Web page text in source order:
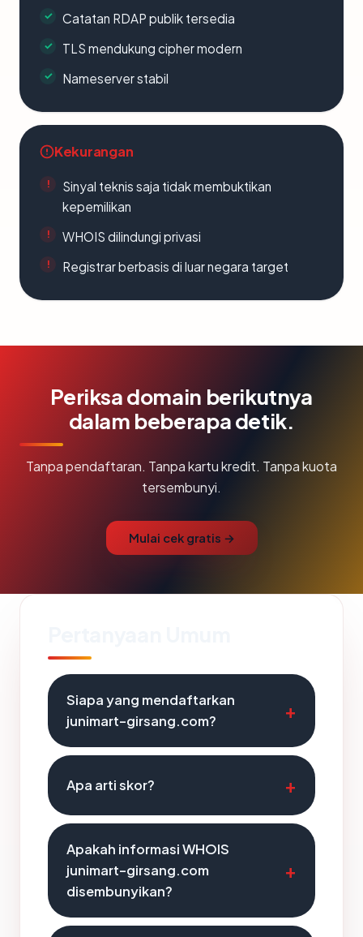
Catatan RDAP publik tersedia
TLS mendukung cipher modern
Nameserver stabil
Kekurangan
Sinyal teknis saja tidak membuktikan
kepemilikan
WHOIS dilindungi privasi
Registrar berbasis di luar negara target
Periksa domain berikutnya
dalam beberapa detik.
Tanpa pendaftaran. Tanpa kartu kredit. Tanpa kuota
tersembunyi.
Mulai cek gratis →
Siapa yang mendaftarkan
junimart-girsang.com?
Apa arti skor?
Apakah informasi WHOIS
junimart-girsang.com
disembunyikan?